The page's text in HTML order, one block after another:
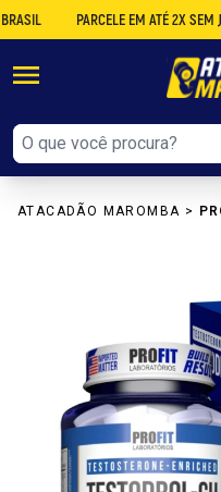
PARCELE EM ATÉ 2X SEM
ATACADÃO MAROMBA >